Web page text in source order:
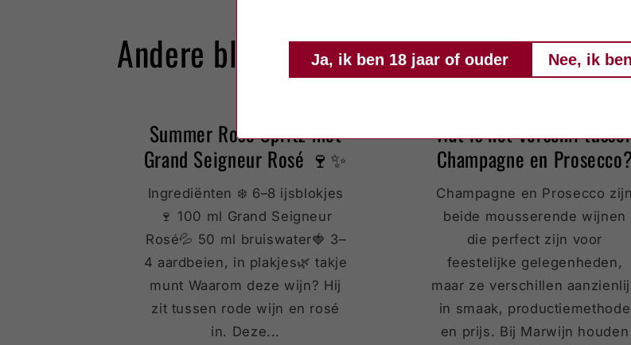
Andere blogs
Summer Rosé Spritz met
Grand Seigneur Rosé 🍷✨
Ingrediënten ❄️ 6–8 ijsblokjes
🍷 100 ml Grand Seigneur
Rosé💦 50 ml bruiswater🍓 3–
4 aardbeien, in plakjes🌿 takje
munt Waarom deze wijn? Hij
zit tussen rode wijn en rosé
in. Deze...
Wat is het verschil
Champagne en Prosecco?
Champagne en Prosecco zijn
beide mousserende wijnen
die perfect zijn voor
feestelijke gelegenheden,
maar ze verschillen
in smaak, productiemethode
en prijs. Bij Marwijn houden
Ja, ik ben 18 jaar of ouder Nee, ik